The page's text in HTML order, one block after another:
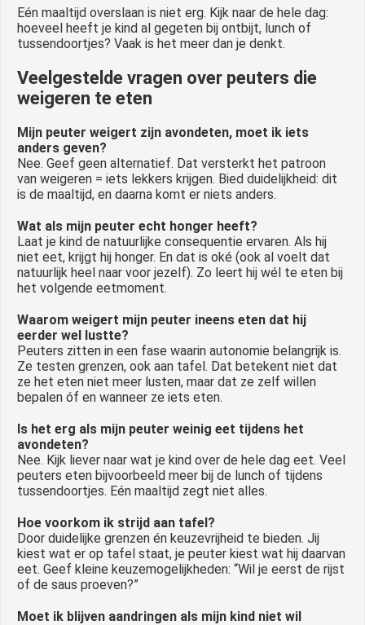
Eén maaltijd overslaan is niet erg. Kijk naar de hele dag:
hoeveel heeft je kind al gegeten bij ontbijt, lunch of
tussendoortjes? Vaak is het meer dan je denkt.
Veelgestelde vragen over peuters die
weigeren te eten
Mijn peuter weigert zijn avondeten, moet ik iets
anders geven?
Nee. Geef geen alternatief. Dat versterkt het patroon
van weigeren = iets lekkers krijgen. Bied duidelijkheid: dit
is de maaltijd, en daarna komt er niets anders.
Wat als mijn peuter echt honger heeft?
Laat je kind de natuurlijke consequentie ervaren. Als hij
niet eet, krijgt hij honger. En dat is oké (ook al voelt dat
natuurlijk heel naar voor jezelf). Zo leert hij wél te eten bij
het volgende eetmoment.
Waarom weigert mijn peuter ineens eten dat hij
eerder wel lustte?
Peuters zitten in een fase waarin autonomie belangrijk is.
Ze testen grenzen, ook aan tafel. Dat betekent niet dat
ze het eten niet meer lusten, maar dat ze zelf willen
bepalen óf en wanneer ze iets eten.
Is het erg als mijn peuter weinig eet tijdens het
avondeten?
Nee. Kijk liever naar wat je kind over de hele dag eet. Veel
peuters eten bijvoorbeeld meer bij de lunch of tijdens
tussendoortjes. Eén maaltijd zegt niet alles.
Hoe voorkom ik strijd aan tafel?
Door duidelijke grenzen én keuzevrijheid te bieden. Jij
kiest wat er op tafel staat, je peuter kiest wat hij daarvan
eet. Geef kleine keuzemogelijkheden: “Wil je eerst de rijst
of de saus proeven?”
Moet ik blijven aandringen als mijn kind niet wil